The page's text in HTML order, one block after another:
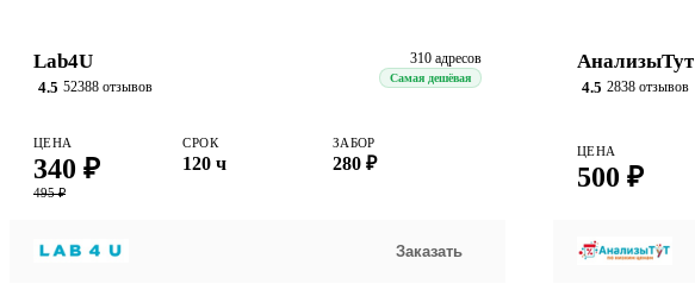
Lab4U
4.5 52388 отзывов
310 адресов
Самая дешёвая
ЦЕНА
340 ₽
495 ₽
СРОК
120 ч
ЗАБОР
280 ₽
Заказать
АнализыТут
4.5 2838 отзывов
ЦЕНА
500 ₽